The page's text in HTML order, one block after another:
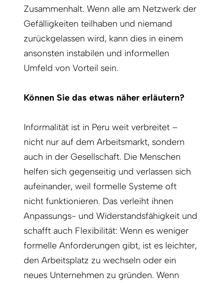
Zusammenhalt. Wenn alle am Netzwerk der
Gefälligkeiten teilhaben und niemand
zurückgelassen wird, kann dies in einem
ansonsten instabilen und informellen
Umfeld von Vorteil sein.
Können Sie das etwas näher erläutern?
Informalität ist in Peru weit verbreitet –
nicht nur auf dem Arbeitsmarkt, sondern
auch in der Gesellschaft. Die Menschen
helfen sich gegenseitig und verlassen sich
aufeinander, weil formelle Systeme oft
nicht funktionieren. Das verleiht ihnen
Anpassungs- und Widerstandsfähigkeit und
schafft auch Flexibilität: Wenn es weniger
formelle Anforderungen gibt, ist es leichter,
den Arbeitsplatz zu wechseln oder ein
neues Unternehmen zu gründen. Wenn